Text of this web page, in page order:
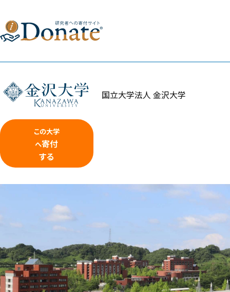
国立大学法人 金沢大学
この大学
へ寄付
する